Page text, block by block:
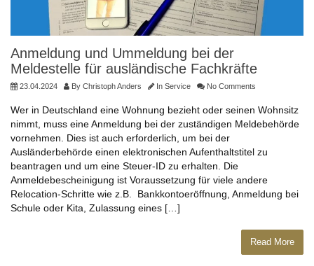
Anmeldung und Ummeldung bei der
Meldestelle für ausländische Fachkräfte
23.04.2024 By Christoph Anders In Service No Comments
Wer in Deutschland eine Wohnung bezieht oder seinen Wohnsitz
nimmt, muss eine Anmeldung bei der zuständigen Meldebehörde
vornehmen. Dies ist auch erforderlich, um bei der
Ausländerbehörde einen elektronischen Aufenthaltstitel zu
beantragen und um eine Steuer-ID zu erhalten. Die
Anmeldebescheinigung ist Voraussetzung für viele andere
Relocation-Schritte wie z.B. Bankkontoeröffnung, Anmeldung bei
Schule oder Kita, Zulassung eines […]
Read More